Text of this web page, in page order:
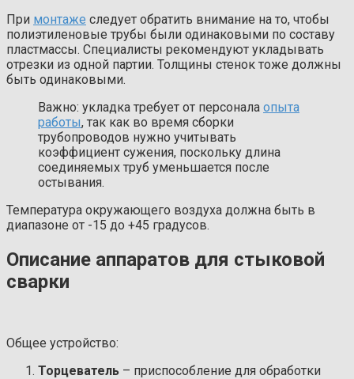
При монтаже следует обратить внимание на то, чтобы
полиэтиленовые трубы были одинаковыми по составу
пластмассы. Специалисты рекомендуют укладывать
отрезки из одной партии. Толщины стенок тоже должны
быть одинаковыми.
Важно: укладка требует от персонала опыта
работы, так как во время сборки
трубопроводов нужно учитывать
коэффициент сужения, поскольку длина
соединяемых труб уменьшается после
остывания.
Температура окружающего воздуха должна быть в
диапазоне от -15 до +45 градусов.
Описание аппаратов для стыковой
сварки
Общее устройство:
Торцеватель – приспособление для обработки